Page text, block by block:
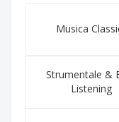
Musica
Strumentale &
Listening